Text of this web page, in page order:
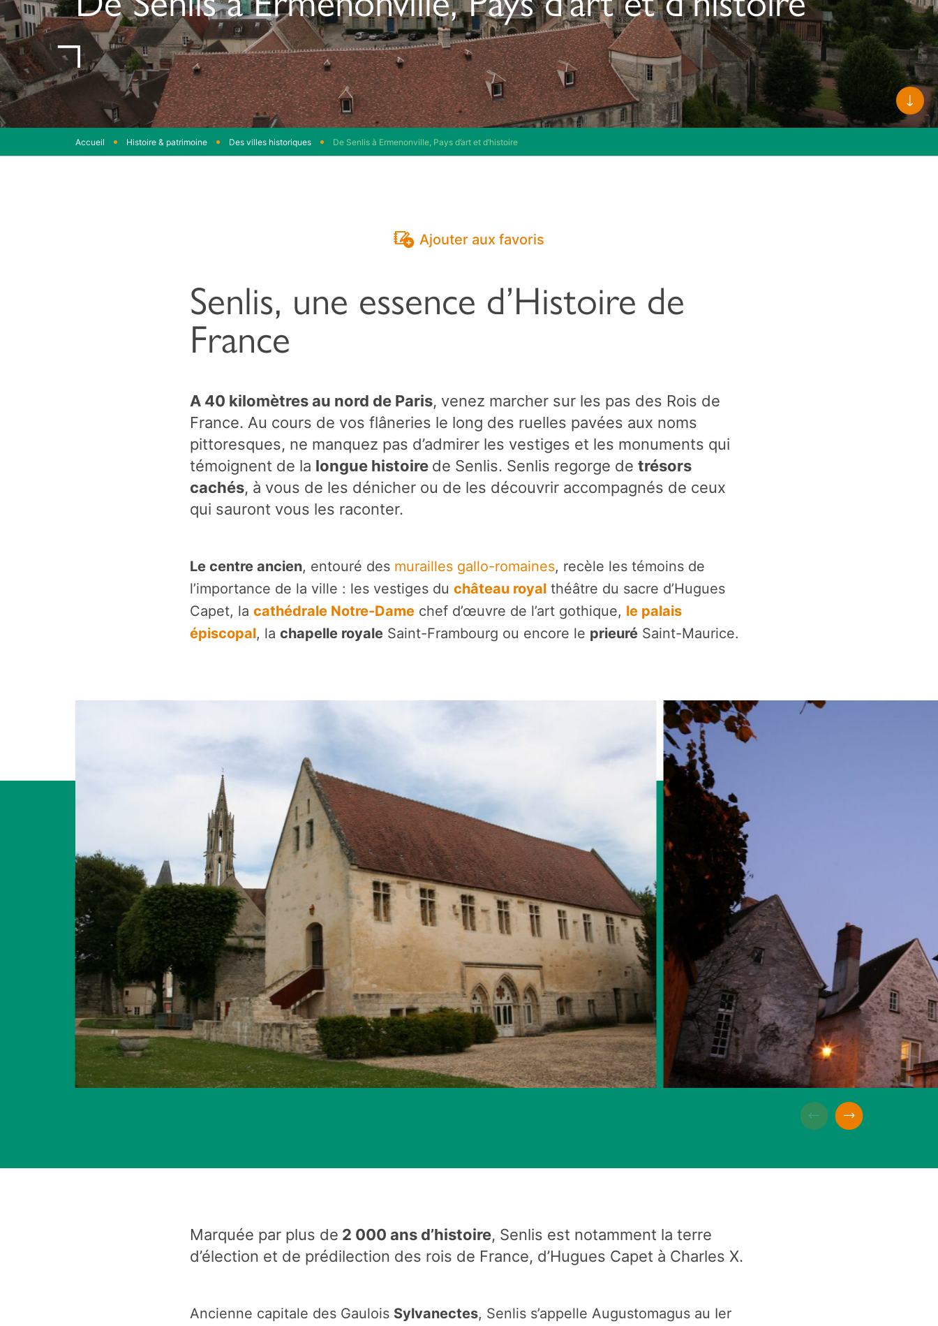
Accueil Histoire & patrimoine Des villes historiques De Senlis à Ermenonville, Pays d’art et d’histoire
Ajouter aux favoris
Senlis, une essence d’Histoire de
France
A 40 kilomètres au nord de Paris, venez marcher sur les pas des Rois de
France. Au cours de vos flâneries le long des ruelles pavées aux noms
pittoresques, ne manquez pas d’admirer les vestiges et les monuments qui
témoignent de la longue histoire de Senlis. Senlis regorge de trésors
cachés, à vous de les dénicher ou de les découvrir accompagnés de ceux
qui sauront vous les raconter.
Le centre ancien, entouré des murailles gallo-romaines, recèle les témoins de
l’importance de la ville : les vestiges du château royal théâtre du sacre d’Hugues
Capet, la cathédrale Notre-Dame chef d’œuvre de l’art gothique, le palais
épiscopal, la chapelle royale Saint-Frambourg ou encore le prieuré Saint-Maurice.
Marquée par plus de 2 000 ans d’histoire, Senlis est notamment la terre
d’élection et de prédilection des rois de France, d’Hugues Capet à Charles X.
Ancienne capitale des Gaulois Sylvanectes, Senlis s’appelle Augustomagus au Ier